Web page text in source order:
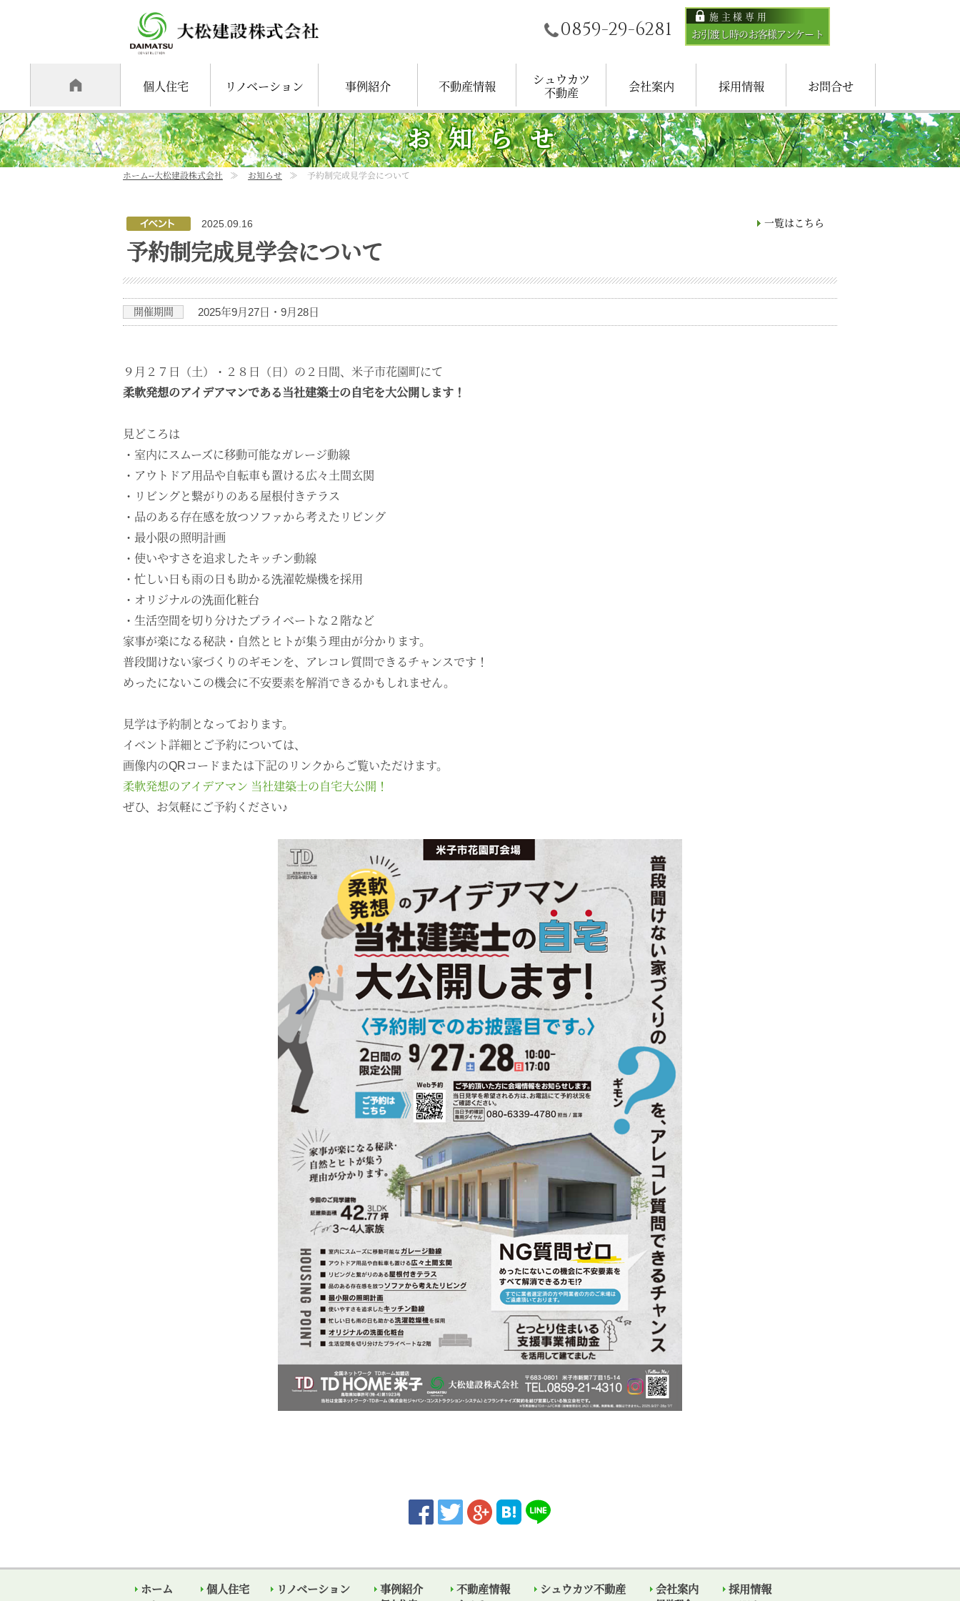
0859-29-6281 施主様専用
お引渡し時のお客様アンケート
個人住宅 リノベーション 事例紹介
個人住宅
公共事業
マンション
店舗・社屋
その他
不動産情報
すべて
土地
中古住宅
建売住宅
賃貸物件
その他
シュウカツ
不動産
会社案内
経営理念
会社概要
採用情報 お問合せ
お知らせ
ホーム--大松建設株式会社 ≫ お知らせ ≫ 予約制完成見学会について
2025.09.16 一覧はこちら
予約制完成見学会について
開催期間 2025年9月27日・9月28日
９月２７日（土）・２８日（日）の２日間、米子市花園町にて
柔軟発想のアイデアマンである当社建築士の自宅を大公開します！
見どころは
・室内にスムーズに移動可能なガレージ動線
・アウトドア用品や自転車も置ける広々土間玄関
・リビングと繋がりのある屋根付きテラス
・品のある存在感を放つソファから考えたリビング
・最小限の照明計画
・使いやすさを追求したキッチン動線
・忙しい日も雨の日も助かる洗濯乾燥機を採用
・オリジナルの洗面化粧台
・生活空間を切り分けたプライベートな２階など
家事が楽になる秘訣・自然とヒトが集う理由が分かります。
普段聞けない家づくりのギモンを、アレコレ質問できるチャンスです！
めったにないこの機会に不安要素を解消できるかもしれません。
見学は予約制となっております。
イベント詳細とご予約については、
画像内のQRコードまたは下記のリンクからご覧いただけます。
柔軟発想のアイデアマン 当社建築士の自宅大公開！
ぜひ、お気軽にご予約ください♪
ホーム
個人住宅 リノベーション 事例紹介 不動産情報 シュウカツ不動産 会社案内
採用情報